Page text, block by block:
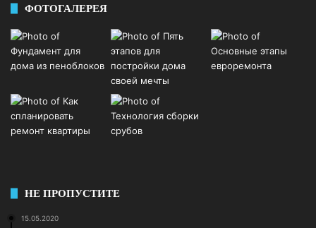
ФОТОГАЛЕРЕЯ
НЕ ПРОПУСТИТЕ
15.05.2020